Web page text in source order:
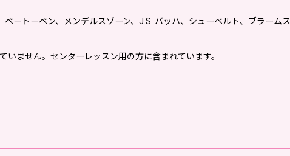
ートーベン、メンデルスゾーン、J.S. バッハ、シューベルト、ブラー
ません。センターレッスン用の方に含まれています。